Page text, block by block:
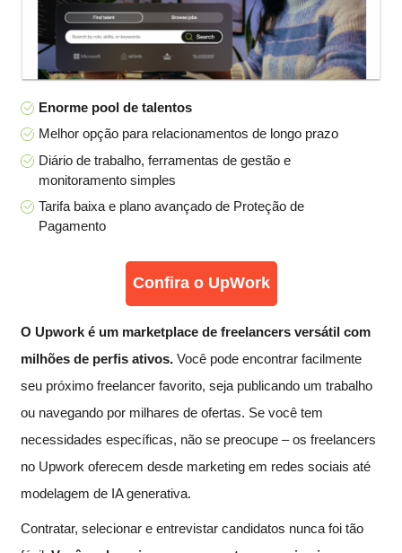
Enorme pool de talentos
Melhor opção para relacionamentos de longo prazo
Diário de trabalho, ferramentas de gestão e
monitoramento simples
Tarifa baixa e plano avançado de Proteção de
Pagamento
Confira o UpWork
O Upwork é um marketplace de freelancers versátil com
milhões de perfis ativos. Você pode encontrar facilmente
seu próximo freelancer favorito, seja publicando um trabalho
ou navegando por milhares de ofertas. Se você tem
necessidades específicas, não se preocupe – os freelancers
no Upwork oferecem desde marketing em redes sociais até
modelagem de IA generativa.
Contratar, selecionar e entrevistar candidatos nunca foi tão